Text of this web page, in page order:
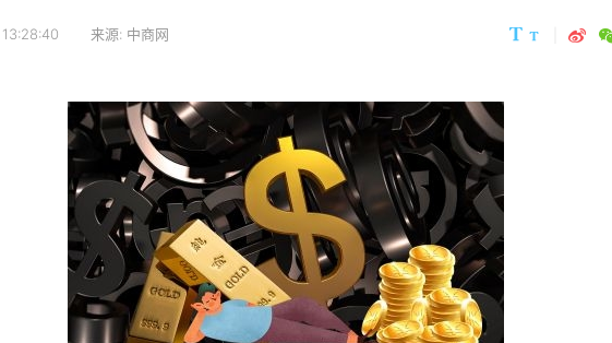
来源: 中商网